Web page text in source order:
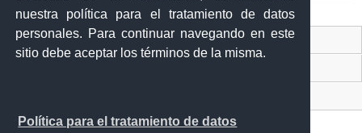
nuestra política para el tratamiento de datos
personales. Para continuar navegando en este
sitio debe aceptar los términos de la misma.
Política para el tratamiento de datos
Contacto Ciudadano Digital